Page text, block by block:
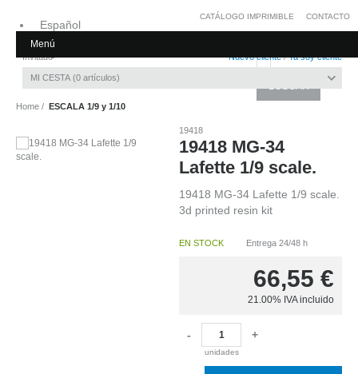
Español
Invitado Nuevo cliente/Ya soy cliente
MI CESTA 0 artículos
CATÁLOGO IMPRIMIBLE CONTACTO
Menú
Home ESCALA 1/9 y 1/10
19418
19418 MG-34
Lafette 1/9 scale.
19418 MG-34 Lafette 1/9 scale.
3d printed resin kit
EN STOCK Entrega 24/48 h
66,55 €
21.00% IVA incluido
-
unidades
+